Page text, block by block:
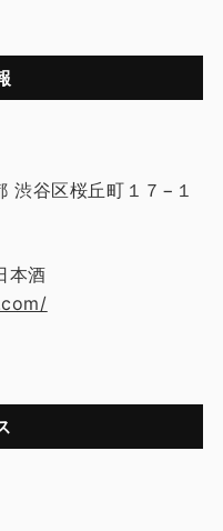
渋谷区桜丘町１７−１
本酒